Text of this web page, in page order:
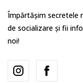
Împărtășim secretele
de socializare și fii
noi!